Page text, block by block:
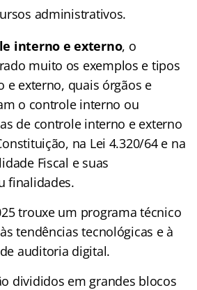
administrativos.
interno e externo, o
muito os exemplos e tipos
e externo, quais órgãos e
o controle interno ou
de controle interno e externo
na Lei 4.320/64 e na
Fiscal e suas
finalidades.
trouxe um programa técnico
tendências tecnológicas e à
auditoria digital.
divididos em grandes blocos